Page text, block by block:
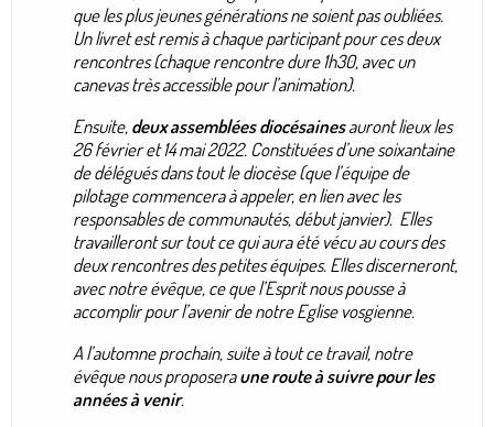
que les plus jeunes générations ne soient pas oubliées.
Un livret est remis à chaque participant pour ces deux
rencontres (chaque rencontre dure 1h30, avec un
canevas très accessible pour l’animation).
Ensuite, deux assemblées diocésainesauront lieux les
26 février et 14 mai 2022. Constituées d’une soixantaine
de délégués dans tout le diocèse (que l’équipe de
pilotage commencera à appeler, en lien avec les
responsables de communautés, début janvier). Elles
travailleront sur tout ce qui aura été vécu au cours des
deux rencontres des petites équipes. Elles discerneront,
avec notre évêque, ce que l’Esprit nous pousse à
accomplir pour l’avenir de notre Eglise vosgienne.
A l’automne prochain, suite à tout ce travail, notre
évêque nous proposeraune route à suivre pour les
années à venir.